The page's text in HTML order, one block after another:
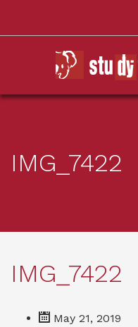
IMG_7422
IMG_7422
May 21, 2019